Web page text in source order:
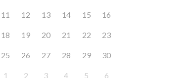
11 12 13 14 15 16
18 19 20 21 22 23
25 26 27 28 29 30
1 2 3 4 5 6